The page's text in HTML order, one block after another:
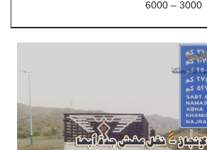
3000 – 6000